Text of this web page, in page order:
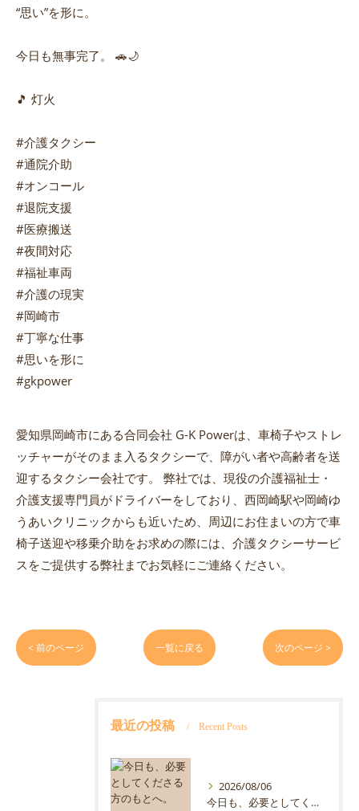
“思い”を形に。
今日も無事完了。 🚗🌙
🎵 灯火
#介護タクシー
#通院介助
#オンコール
#退院支援
#医療搬送
#夜間対応
#福祉車両
#介護の現実
#岡崎市
#丁寧な仕事
#思いを形に
#gkpower
愛知県岡崎市にある合同会社 G-K Powerは、車椅子やストレ
ッチャーがそのまま入るタクシーで、障がい者や高齢者を送
迎するタクシー会社です。 弊社では、現役の介護福祉士・
介護支援専門員がドライバーをしており、西岡崎駅や岡崎ゆ
うあいクリニックからも近いため、周辺にお住まいの方で車
椅子送迎や移乗介助をお求めの際には、介護タクシーサービ
スをご提供する弊社までお気軽にご連絡ください。
< 前のページ 一覧に戻る 次のページ >
最近の投稿 Recent Posts
2026/08/06
今日も、必要としてくださる方のもとへ。